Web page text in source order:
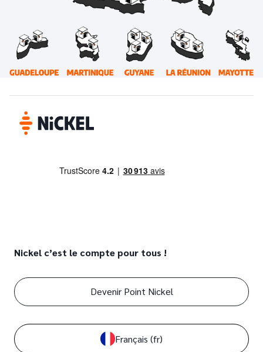
Nickel c’est le compte pour tous !
Devenir Point Nickel
Français (fr)